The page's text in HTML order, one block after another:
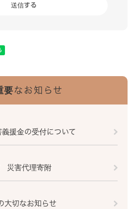
要なお知らせ
援金の受付について
災害代理寄附
大切なお知らせ